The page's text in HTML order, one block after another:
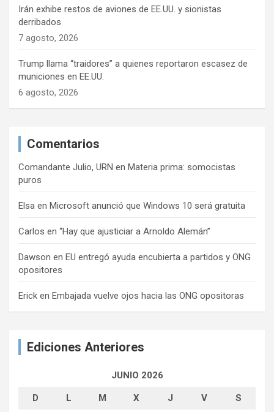
Irán exhibe restos de aviones de EE.UU. y sionistas
derribados
7 agosto, 2026
Trump llama “traidores” a quienes reportaron escasez de
municiones en EE.UU.
6 agosto, 2026
Comentarios
Comandante Julio, URN en Materia prima: somocistas
puros
Elsa en Microsoft anunció que Windows 10 será gratuita
Carlos en “Hay que ajusticiar a Arnoldo Alemán”
Dawson en EU entregó ayuda encubierta a partidos y ONG
opositores
Erick en Embajada vuelve ojos hacia las ONG opositoras
Ediciones Anteriores
JUNIO 2026
D L M X J V S